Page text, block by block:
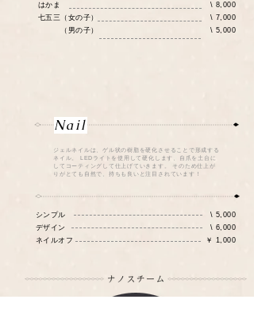
\ 8,000
\ 7,000
\ 5,000
はかま
七五三（女の子）
（男の子）
Nail
ジェルネイルは、ゲル状の樹脂を硬化させることで形成する
ネイル。 LEDライトを使用して硬化します、自爪を土台に
してコーティングして仕上げていきます。 そのため仕上が
りがとても自然で、持ちも良いと注目されています！
\ 5,000
\ 6,000
￥ 1,000
シンプル
デザイン
​ネイルオフ